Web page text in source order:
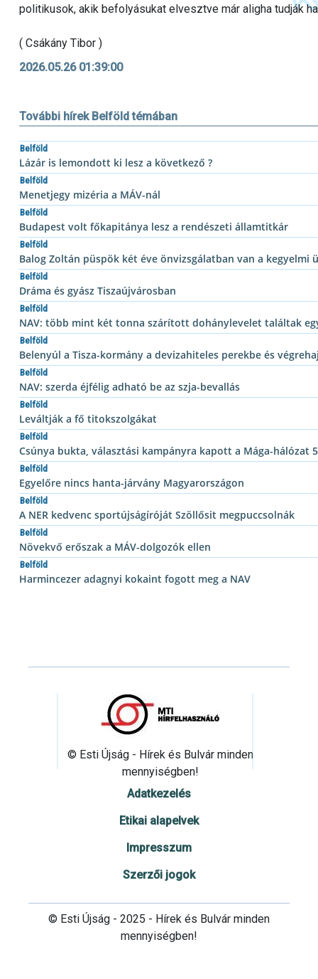
politikusok, akik befolyásukat elvesztve már aligha tudják
( Csákány Tibor )
2026.05.26 01:39:00
További hírek Belföld témában
Belföld
Lázár is lemondott ki lesz a következő ?
Belföld
Menetjegy mizéria a MÁV-nál
Belföld
Budapest volt főkapitánya lesz a rendészeti államtitkár
Belföld
Balog Zoltán püspök két éve önvizsgálatban van a kegyelmi
Belföld
Dráma és gyász Tiszaújvárosban
Belföld
NAV: több mint két tonna szárított dohánylevelet találtak
Belföld
Belenyúl a Tisza-kormány a devizahiteles perekbe és
Belföld
NAV: szerda éjfélig adható be az szja-bevallás
Belföld
Leváltják a fő titokszolgákat
Belföld
Csúnya bukta, választási kampányra kapott a Mága-hálózat
Belföld
Egyelőre nincs hanta-járvány Magyarországon
Belföld
A NER kedvenc sportújságíróját Szöllősit megpuccsolnák
Belföld
Növekvő erőszak a MÁV-dolgozók ellen
Belföld
Harmincezer adagnyi kokaint fogott meg a NAV
© Esti Újság - Hírek és Bulvár minden
mennyiségben!
Adatkezelés
Etikai alapelvek
Impresszum
Szerzői jogok
© Esti Újság - 2025 - Hírek és Bulvár minden
mennyiségben!